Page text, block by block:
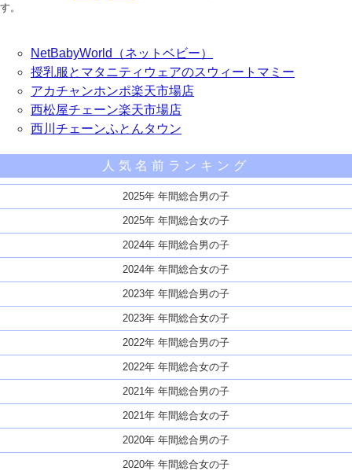
す。
NetBabyWorld（ネットベビー）
授乳服とマタニティウェアのスウィートマミー
アカチャンホンポ楽天市場店
西松屋チェーン楽天市場店
西川チェーンふとんタウン
人気名前ランキング
2025年 年間総合男の子
2025年 年間総合女の子
2024年 年間総合男の子
2024年 年間総合女の子
2023年 年間総合男の子
2023年 年間総合女の子
2022年 年間総合男の子
2022年 年間総合女の子
2021年 年間総合男の子
2021年 年間総合女の子
2020年 年間総合男の子
2020年 年間総合女の子